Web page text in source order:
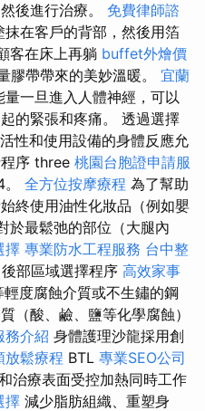
後進行治療。 免費律師諮
在客戶的背部，然後用箔
客在床上再躺 buffet外燴價
膠帶帶來的美妙溫暖。 宜蘭
量一旦進入人體神經，可以
的緊張和疼痛。 透過選擇
性和使用設備的身體反應允
序 three 桃園台胞證申請服
。 全方位按摩療程 為了幫助
終使用油性化妝品（例如嬰
於最鬆弛的部位（大腿內
擇 專業防水工程服務 台中整
後部區域選擇程序 高效家事
度腐蝕介質或不生鏽的鋼
（酸、鹼、鹽等化學腐蝕）
務介紹 身體護理沙龍採用創
放鬆療程 BTL 專業SEO公司
治療表面受控加熱同時工作
擇 減少脂肪組織、重塑身